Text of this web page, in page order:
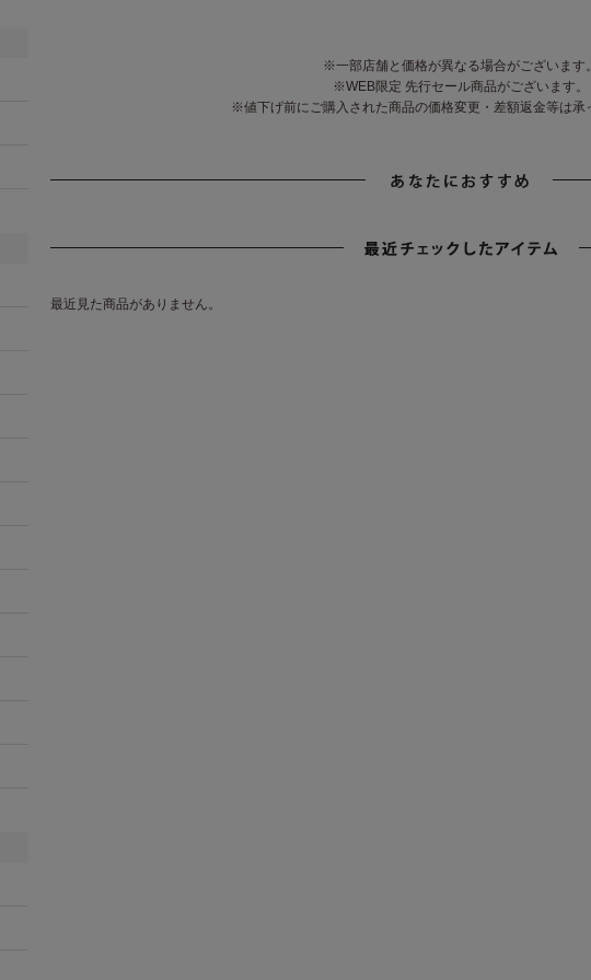
※一部店舗と価格が異なる場合がございます。
※WEB限定 先行セール商品がございます。
※値下げ前にご購入された商品の価格変更・差額返金等は承
最近見た商品がありません。